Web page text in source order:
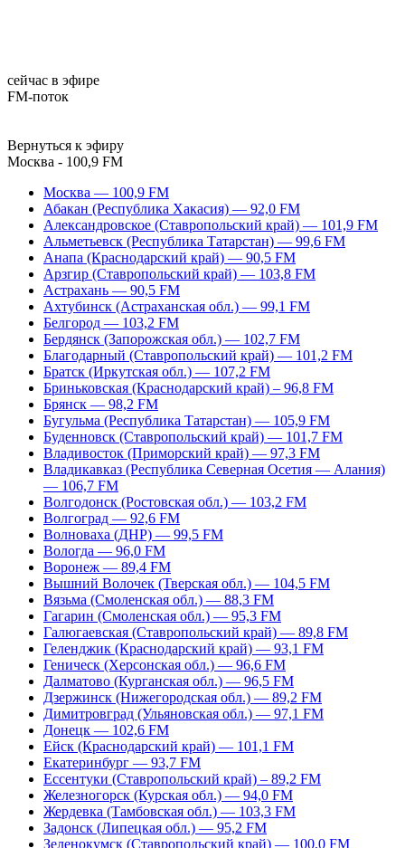
сейчас в эфире
FM-поток
Вернуться к эфиру
Москва - 100,9 FM
Москва — 100,9 FM
Абакан (Республика Хакасия) — 92,0 FM
Александровское (Ставропольский край) — 101,9 FM
Альметьевск (Республика Татарстан) — 99,6 FM
Анапа (Краснодарский край) — 90,5 FM
Арзгир (Ставропольский край) — 103,8 FM
Астрахань — 90,5 FM
Ахтубинск (Астраханская обл.) — 99,1 FM
Белгород — 103,2 FM
Бердянск (Запорожская обл.) — 102,7 FM
Благодарный (Ставропольский край) — 101,2 FM
Братск (Иркутская обл.) — 107,2 FM
Бриньковская (Краснодарский край) – 96,8 FM
Брянск — 98,2 FM
Бугульма (Республика Татарстан) — 105,9 FM
Буденновск (Ставропольский край) — 101,7 FM
Владивосток (Приморский край) — 97,3 FM
Владикавказ (Республика Северная Осетия — Алания)
— 106,7 FM
Волгодонск (Ростовская обл.) — 103,2 FM
Волгоград — 92,6 FM
Волноваха (ДНР) — 99,5 FM
Вологда — 96,0 FM
Воронеж — 89,4 FM
Вышний Волочек (Тверская обл.) — 104,5 FM
Вязьма (Смоленская обл.) — 88,3 FM
Гагарин (Смоленская обл.) — 95,3 FM
Галюгаевская (Ставропольский край) — 89,8 FM
Геленджик (Краснодарский край) — 93,1 FM
Геническ (Херсонская обл.) — 96,6 FM
Далматово (Курганская обл.) — 96,5 FM
Дзержинск (Нижегородская обл.) — 89,2 FM
Димитровград (Ульяновская обл.) — 97,1 FM
Донецк — 102,6 FM
Ейск (Краснодарский край) — 101,1 FM
Екатеринбург — 93,7 FM
Ессентуки (Ставропольский край) – 89,2 FM
Железногорск (Курская обл.) — 94,0 FM
Жердевка (Тамбовская обл.) — 103,3 FM
Задонск (Липецкая обл.) — 95,2 FM
Зеленокумск (Ставропольский край) — 100,0 FM